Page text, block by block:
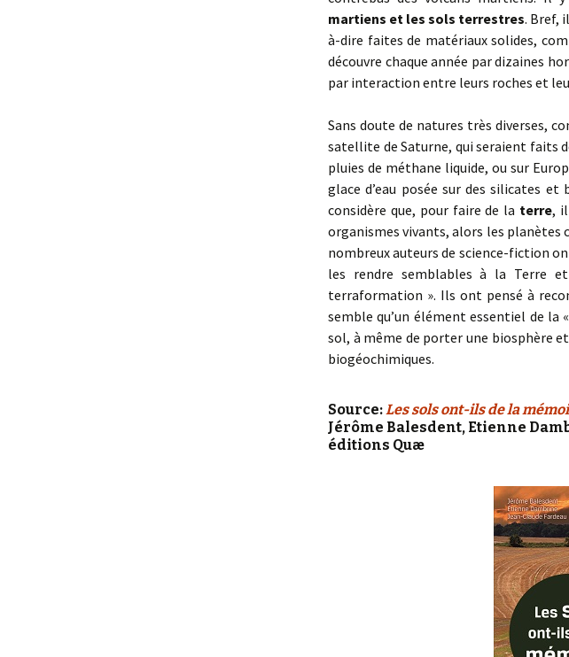
martiens et les sols terrestres. Bref,
à-dire faites de matériaux solides,
découvre chaque année par dizaines
par interaction entre leurs roches et
Sans doute de natures très diverses,
satellite de Saturne, qui seraient faits
pluies de méthane liquide, ou sur
glace d’eau posée sur des silicates et
considère que, pour faire de la terre,
organismes vivants, alors les planètes
nombreux auteurs de science-fiction
les rendre semblables à la Terre
terraformation ». Ils ont pensé à
semble qu’un élément essentiel de
sol, à même de porter une biosphère
biogéochimiques.
Source:Les sols ont-ils de la
Jérôme Balesdent, Etienne
éditions Quæ